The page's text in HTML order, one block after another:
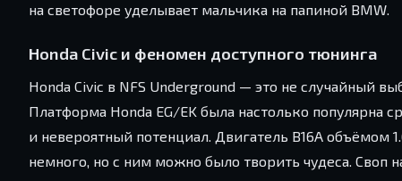
на светофоре уделывает мальчика на папиной BMW.
Honda Civic и феномен доступного тюнинга
Honda Civic в NFS Underground — это не случайный
Платформа Honda EG/EK была настолько популярна
и невероятный потенциал. Двигатель B16A объёмом
немного, но с ним можно было творить чудеса. Своп